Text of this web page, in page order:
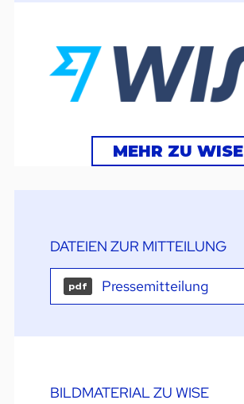
MEHR ZU WISE
DATEIEN ZUR MITTEILUNG
pdf Pressemitteilung
BILDMATERIAL ZU WISE